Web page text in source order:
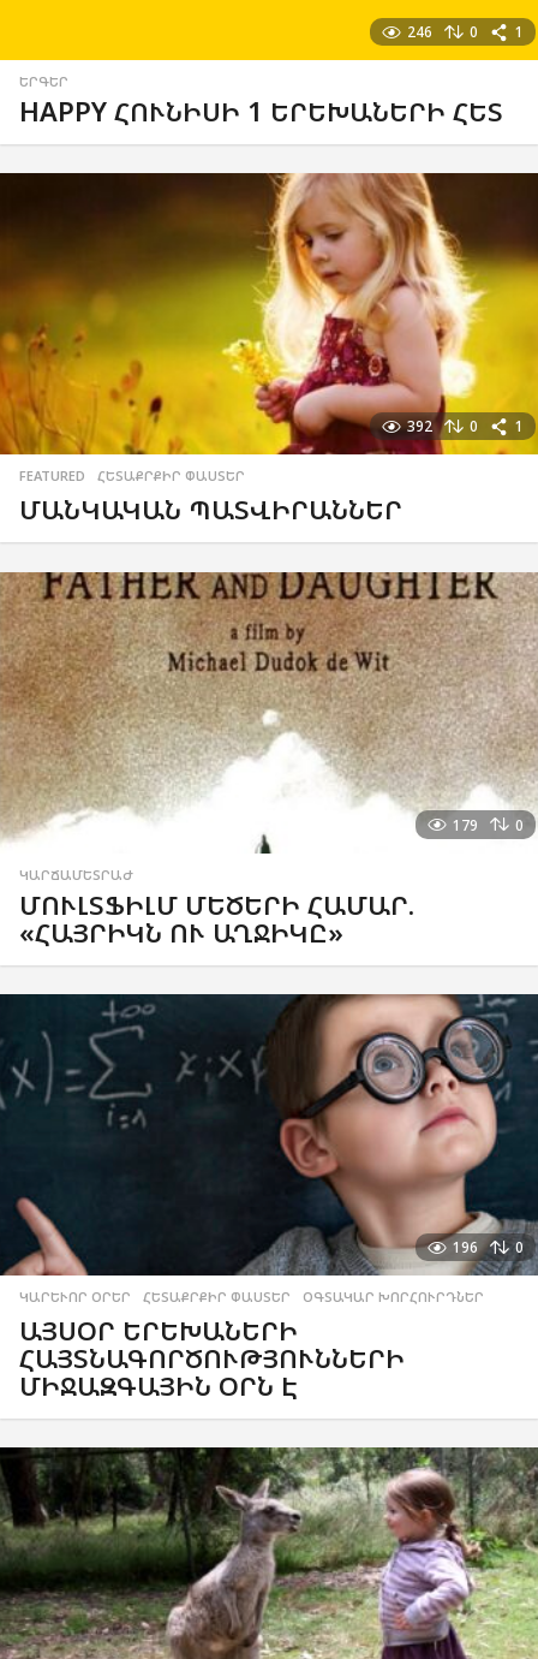
246 0 1
ԵՐԳԵՐ
HAPPY ՀՈՒՆԻՍԻ 1 ԵՐԵԽԱՆԵՐԻ ՀԵՏ
392 0 1
FEATURED ,ՀԵՏԱՔՐՔԻՐ ՓԱՍՏԵՐ
ՄԱՆԿԱԿԱՆ ՊԱՏՎԻՐԱՆՆԵՐ
179 0
ԿԱՐՃԱՄԵՏՐԱԺ
ՄՈՒԼՏՖԻԼՄ ՄԵԾԵՐԻ ՀԱՄԱՐ.
«ՀԱՅՐԻԿՆ ՈՒ ԱՂՋԻԿԸ»
196 0
ԿԱՐԵՒՈՐ ՕՐԵՐ ,ՀԵՏԱՔՐՔԻՐ ՓԱՍՏԵՐ ,ՕԳՏԱԿԱՐ ԽՈՐՀՈՒՐԴՆԵՐ
ԱՅՍՕՐ ԵՐԵԽԱՆԵՐԻ
ՀԱՅՏՆԱԳՈՐԾՈՒԹՅՈՒՆՆԵՐԻ
ՄԻՋԱԶԳԱՅԻՆ ՕՐՆ Է